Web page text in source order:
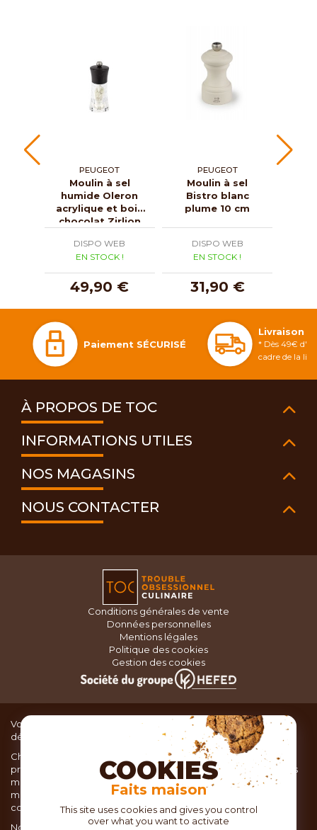
PEUGEOT
Moulin à sel
humide Oleron
acrylique et bois
chocolat Zirlion
DISPO WEB
EN STOCK !
49,90 €
PEUGEOT
Moulin à sel
Bistro blanc
plume 10 cm
DISPO WEB
EN STOCK !
31,90 €
Paiement SÉCURISÉ
Livraison
* Dès 49€
cadre de la
À PROPOS DE TOC
INFORMATIONS UTILES
NOS MAGASINS
NOUS CONTACTER
Conditions générales de vente
Données personnelles
Mentions légales
Politique des cookies
Gestion des cookies
Vous recherchez du matériel de cuisine pour concocter de
délicieux plats ou des pâtisseries dignes d’un grand chef ?
Chez TOC, boutique d’ustensiles de cuisine, nous vous
proposons une large sélection de produits issus des meilleures
marques de matériel de cuisine: Ustensiles de pâtisserie,
matériel de cuisson, service de table, ustensiles de cuisine,
coutellerie, set picnic.
Nous vous réservons un accueil chaleureux au sein de nos 21
COOKIES
Faits maison
This site uses cookies and gives you control
over what you want to activate